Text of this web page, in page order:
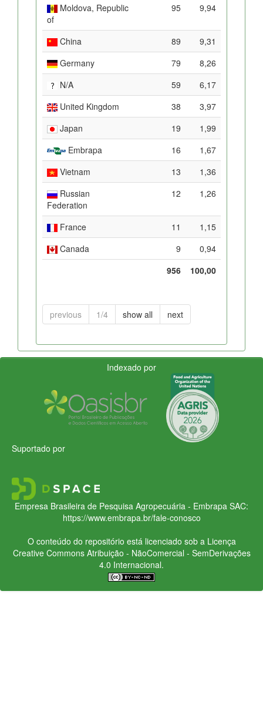
Moldova, Republic
of
95 9,94
China 89
9,31
Germany
79
8,26
N/A
59
6,17
United Kingdom
38
3,97
Japan
19
1,99
Embrapa
16
1,67
Vietnam
13
1,36
Russian
Federation
12 1,26
France 11
1,15
Canada
9
0,94
956
100,00
previous 1/4 show all next
Indexado por
Suportado por
Empresa Brasileira de Pesquisa Agropecuária - Embrapa SAC:
https://www.embrapa.br/fale-conosco
O conteúdo do repositório está licenciado sob a Licença
Creative CommonsAtribuição - NãoComercial - SemDerivações
4.0 Internacional.